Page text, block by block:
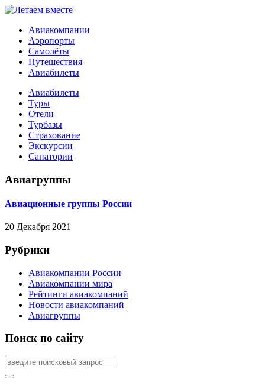
Авиакомпании
Аэропорты
Самолёты
Путешествия
Авиабилеты
Авиабилеты
Туры
Отели
Турбазы
Страхование
Экскурсии
Санатории
Авиагруппы
Авиационные группы России
20 Декабря 2021
Рубрики
Авиакомпании России
Авиакомпании мира
Рейтинги авиакомпаний
Новости авиакомпаний
Авиагруппы
Поиск по сайту